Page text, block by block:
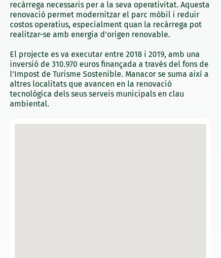
recàrrega necessaris per a la seva operativitat. Aquesta
renovació permet modernitzar el parc mòbil i reduir
costos operatius, especialment quan la recàrrega pot
realitzar-se amb energia d'origen renovable.
El projecte es va executar entre 2018 i 2019, amb una
inversió de 310.970 euros finançada a través del fons de
l'Impost de Turisme Sostenible. Manacor se suma així a
altres localitats que avancen en la renovació
tecnològica dels seus serveis municipals en clau
ambiental.